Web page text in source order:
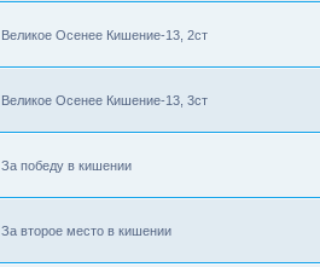
Великое Осенее Кишение-13, 2ст
Великое Осенее Кишение-13, 3ст
За победу в кишении
За второе место в кишении